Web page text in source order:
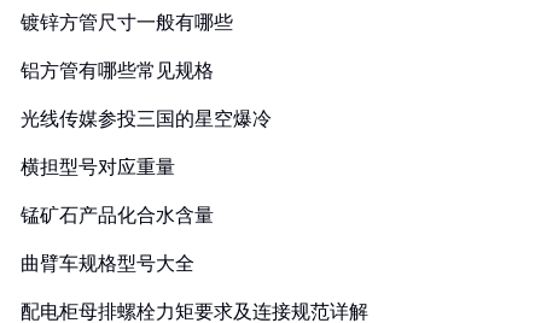
镀锌方管尺寸一般有哪些
铝方管有哪些常见规格
光线传媒参投三国的星空爆冷
横担型号对应重量
锰矿石产品化合水含量
曲臂车规格型号大全
配电柜母排螺栓力矩要求及连接规范详解